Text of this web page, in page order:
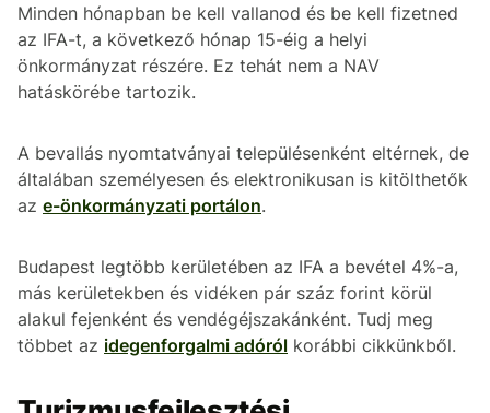
Minden hónapban be kell vallanod és be kell fizetned
az IFA-t, a következő hónap 15-éig a helyi
önkormányzat részére. Ez tehát nem a NAV
hatáskörébe tartozik.
A bevallás nyomtatványai településenként eltérnek, de
általában személyesen és elektronikusan is kitölthetők
az e-önkormányzati portálon.
Budapest legtöbb kerületében az IFA a bevétel 4%-a,
más kerületekben és vidéken pár száz forint körül
alakul fejenként és vendégéjszakánként. Tudj meg
többet az idegenforgalmi adóról korábbi cikkünkből.